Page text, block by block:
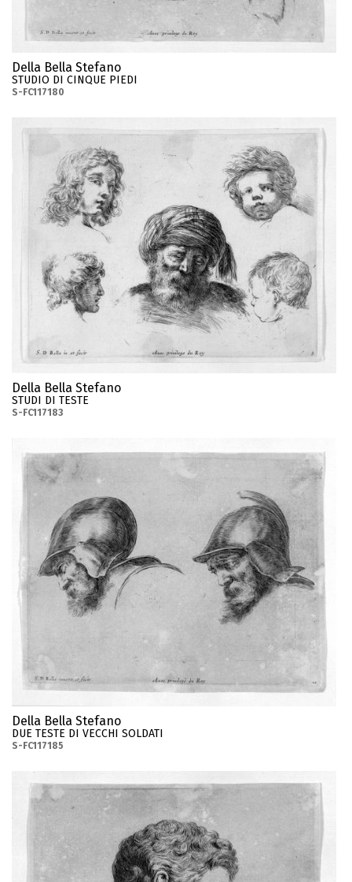
Della Bella Stefano
STUDIO DI CINQUE PIEDI
S-FC117180
Della Bella Stefano
STUDI DI TESTE
S-FC117183
Della Bella Stefano
DUE TESTE DI VECCHI SOLDATI
S-FC117185